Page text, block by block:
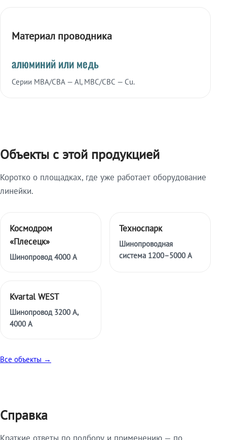
Материал проводника
алюминий или медь
Серии МВА/СВА — Al, МВС/СВС — Cu.
Объекты с этой продукцией
Коротко о площадках, где уже работает оборудование
линейки.
Космодром
«Плесецк»
Шинопровод 4000 А
Техноспарк
Шинопроводная
система 1200–5000 А
Kvartal WEST
Шинопровод 3200 А,
4000 А
Все объекты →
Справка
Краткие ответы по подбору и применению — по